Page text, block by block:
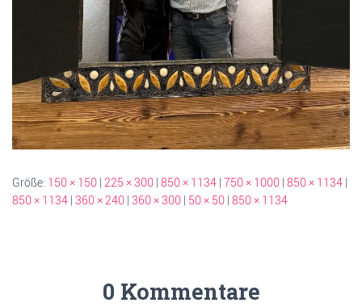
Größe: 150 × 150 | 225 × 300 | 850 × 1134 | 750 × 1000 | 850 × 1134 |
850 × 1134 | 360 × 240 | 360 × 300 | 50 × 50 | 850 × 1134
0 Kommentare